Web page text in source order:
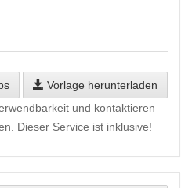
Vorlage herunterladen
und kontaktieren
Dieser Service ist inklusive!